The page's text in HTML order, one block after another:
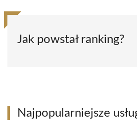
Jak powstał ranking?
Najpopularniejsze